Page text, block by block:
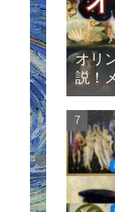
オリ
説！